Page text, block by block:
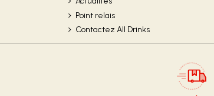
Point relais
Contactez All Drinks